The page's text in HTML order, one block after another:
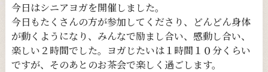
今日はシニアヨガを開催しました。
今日もたくさんの方が参加してくださり、どんどん身体
が動くようになり、みんなで励まし合い、感動し合い、
楽しい２時間でした。ヨガじたいは１時間１０分くらい
ですが、そのあとのお茶会で楽しく過ごします。